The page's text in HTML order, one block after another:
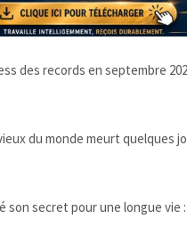
des records en septembre
son secret pour une longue vie